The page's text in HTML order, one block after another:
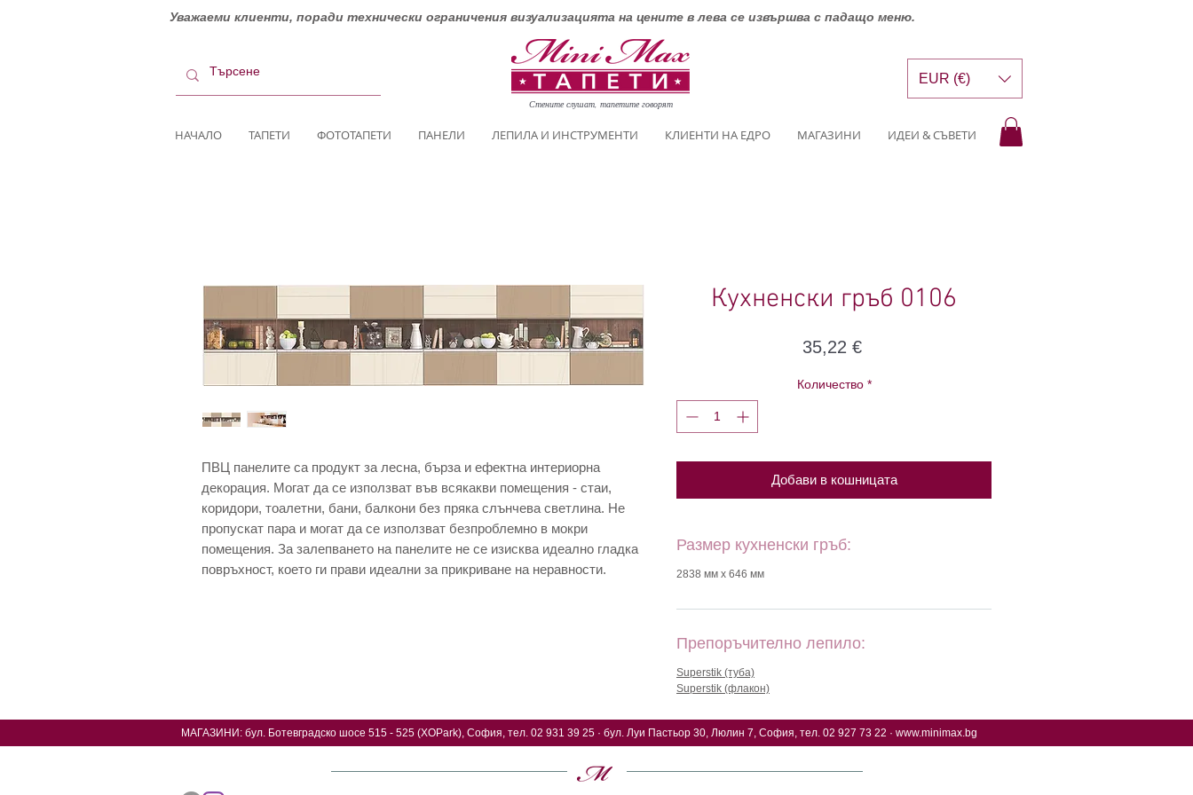
Уважаеми клиенти, поради технически ограничения визуализацията на цените в лева се извършва с падащо меню.
Стените слушат, тапетите говорят
НАЧАЛО ТАПЕТИ ФОТОТАПЕТИ ПАНЕЛИ ЛЕПИЛА И ИНСТРУМЕНТИ КЛИЕНТИ НА ЕДРО МАГАЗИНИ ИДЕИ & СЪВЕТИ
EUR (€)
ПВЦ панелите са продукт за лесна, бърза и ефектна интериорна
декорация. Могат да се използват във всякакви помещения - стаи,
коридори, тоалетни, бани, балкони без пряка слънчева светлина. Не
пропускат пара и могат да се използват безпроблемно в мокри
помещения. За залепването на панелите не се изисква идеално гладка
повръхност, което ги прави идеални за прикриване на неравности.
Кухненски гръб 0106
35,22 €Цена
Количество *
Добави в кошницата
Размер кухненски гръб:
2838 мм х 646 мм
Препоръчително лепило:
Superstik (туба)
Superstik (флакон)
МАГАЗИНИ: бул. Ботевградско шосе 515 - 525 (XOPark), София, тел. 02 931 39 25 · бул. Луи Пастьор 30, Люлин 7, София, тел. 02 927 73 22 · www.minimax.bg